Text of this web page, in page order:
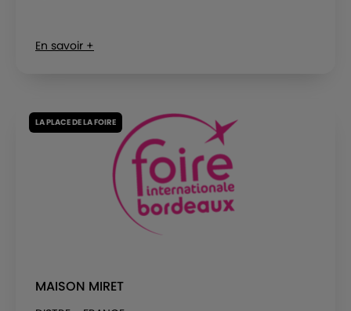
En savoir +
LA PLACE DE LA FOIRE
MAISON MIRET